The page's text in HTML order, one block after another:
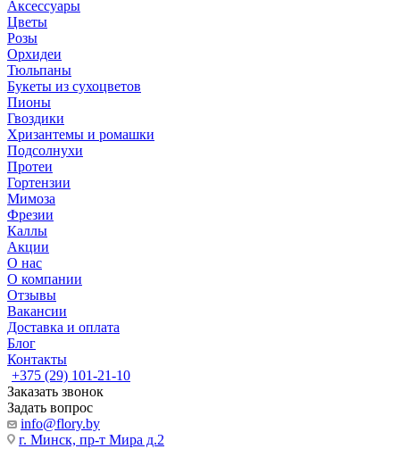
Аксессуары
Цветы
Розы
Орхидеи
Тюльпаны
Букеты из сухоцветов
Пионы
Гвоздики
Хризантемы и ромашки
Подсолнухи
Протеи
Гортензии
Мимоза
Фрезии
Каллы
Акции
О нас
О компании
Отзывы
Вакансии
Доставка и оплата
Блог
Контакты
+375 (29) 101-21-10
Заказать звонок
Задать вопрос
info@flory.by
г. Минск, пр-т Мира д.2